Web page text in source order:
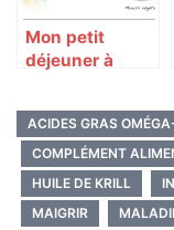
Mon petit
déjeuner à
nutritionnelle
ACIDES GRAS
COMPLÉMENT
HUILE DE KRILL
MAIGRIR